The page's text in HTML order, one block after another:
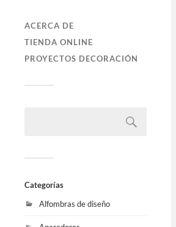
ACERCA DE
TIENDA ONLINE
PROYECTOS DECORACIÓN
Categorías
Alfombras de diseño